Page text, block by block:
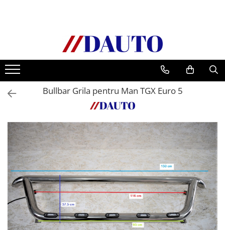
Bullbare, Suporti lumini camioane
Accesorii inox
DAF
CF Euro 6
DAF XF 105
Daf XF 95
DAF XF Euro 6
Daf XG
Ford
Iveco
MAN
TGA
Bullbar Grila pentru Man TGX Euro 5